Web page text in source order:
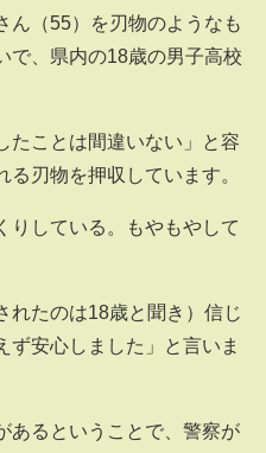
ん（55）を刃物のようなも
で、県内の18歳の男子高校
たことは間違いない」と容
刃物を押収しています。
りしている。もやもやして
れたのは18歳と聞き）信じ
ず安心しました」と言いま
あるということで、警察が